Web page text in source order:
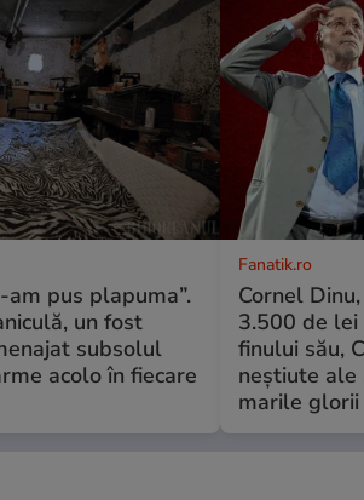
pus plapuma”.
un fost
subsolul
acolo în fiecare
Fanatik.ro
Cornel
3.500 de lei
finului său,
neștiute
marile